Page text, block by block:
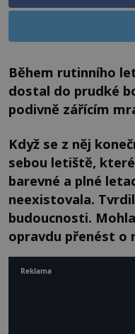
Během rutinního
dostal do prudké
podivně zářícím
Když se z něj
sebou letiště,
barevné a plné
neexistovala.
budoucnosti.
opravdu přenést o
Reklama